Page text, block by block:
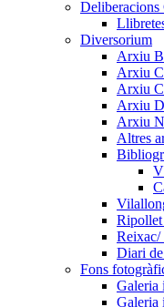
Deliberacions
Diversorium
Arxiu
Arxiu
Arxiu
Arxiu
Arxiu
Altres
Ripollet
Reixac/
Diari
Fons
Galeria
Galeria